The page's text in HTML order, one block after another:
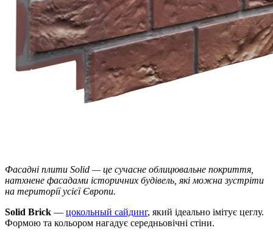
Фасадні плити Solid — це сучасне облицювальне покриття,
натхнене фасадами історичних будівель, які можна зустріти
на території усієї Європи.
Solid Brick — цокольный сайдинг, який ідеально імітує цеглу.
Формою та кольором нагадує середньовічні стіни.